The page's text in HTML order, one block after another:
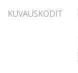
KUVAUSKODIT